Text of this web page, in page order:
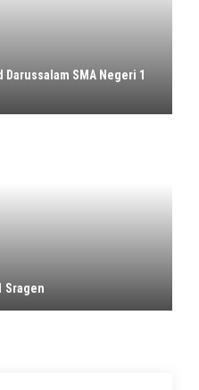
SMA Negeri 1
Sragen